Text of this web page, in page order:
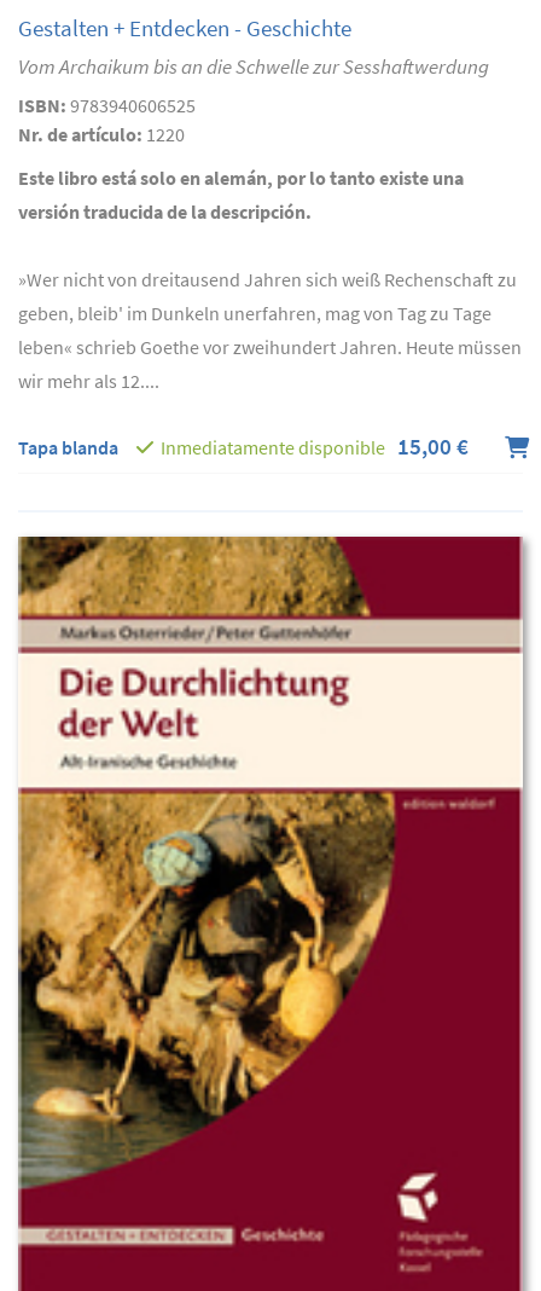
Gestalten + Entdecken - Geschichte
Vom Archaikum bis an die Schwelle zur Sesshaftwerdung
ISBN: 9783940606525
Nr. de artículo: 1220
Este libro está solo en alemán, por lo tanto existe una
versión traducida de la descripción.
»Wer nicht von dreitausend Jahren sich weiß Rechenschaft zu
geben, bleib' im Dunkeln unerfahren, mag von Tag zu Tage
leben« schrieb Goethe vor zweihundert Jahren. Heute müssen
wir mehr als 12....
Tapa blanda Inmediatamente disponible 15,00 €